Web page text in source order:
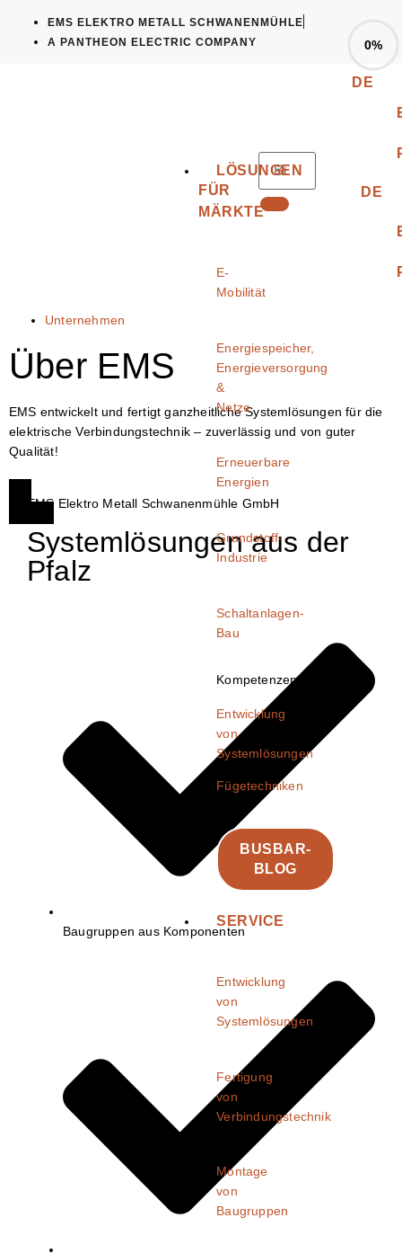
EMS ELEKTRO METALL SCHWANENMÜHLE
A PANTHEON ELECTRIC COMPANY
LÖSUNGEN
FÜR
MÄRKTE
E-
Mobilität
Energiespeicher,
Energieversorgung
&
Netze
Erneuerbare
Energien
Grundstoff-
Industrie
Schaltanlagen-
Bau
Kompetenzen
Entwicklung
von
Systemlösungen
Fügetechniken
BUSBAR-
BLOG
SERVICE
Entwicklung
von
Systemlösungen
Fertigung
von
Verbindungstechnik
Montage
von
Baugruppen
DE
DE
Unternehmen
Über EMS
EMS entwickelt und fertigt ganzheitliche Systemlösungen für die
elektrische Verbindungstechnik – zuverlässig und von guter
Qualität!
EMS Elektro Metall Schwanenmühle GmbH
Systemlösungen aus der
Pfalz
Baugruppen aus Komponenten
0%